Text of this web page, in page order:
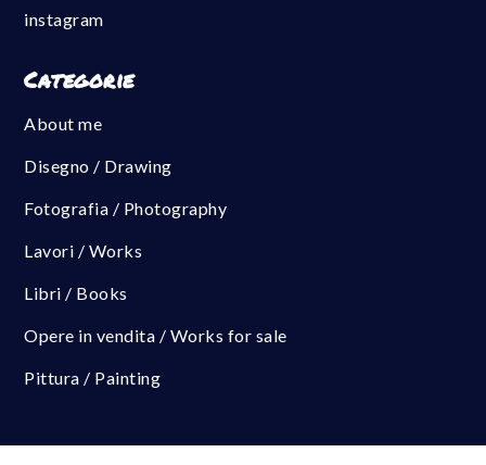
instagram
Categorie
About me
Disegno / Drawing
Fotografia / Photography
Lavori / Works
Libri / Books
Opere in vendita / Works for sale
Pittura / Painting